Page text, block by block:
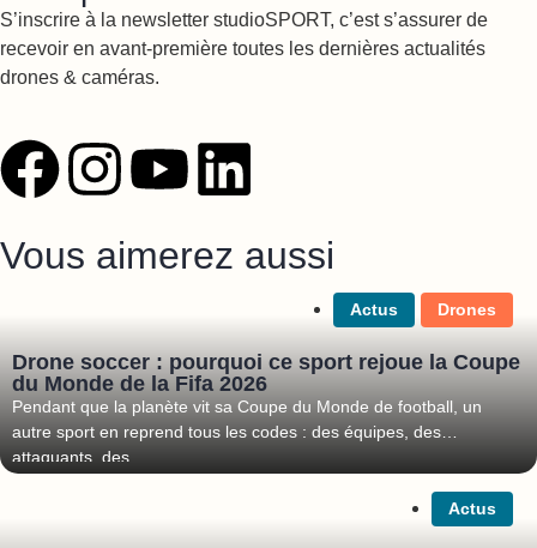
S’inscrire à la newsletter studioSPORT, c’est s’assurer de
recevoir en avant-première toutes les dernières actualités
drones & caméras.
Vous aimerez aussi
Actus Drones
Drone soccer : pourquoi ce sport rejoue la Coupe
du Monde de la Fifa 2026
Pendant que la planète vit sa Coupe du Monde de football, un
autre sport en reprend tous les codes : des équipes, des
attaquants, des
Actus